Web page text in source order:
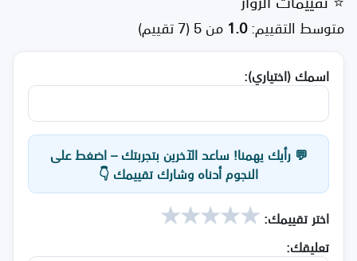
متوسط التقييم:1.0 من 5 (7 تقييم)
اسمك (اختياري):
💬 رأيك يهمنا! ساعد الآخرين بتجربتك – اضغط على
النجوم أدناه وشارك تقييمك 👇
اختر تقييمك: ★
★
★
★
★
تعليقك: